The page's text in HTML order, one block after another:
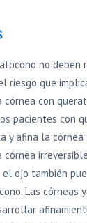
no deben
riesgo que
córnea con
pacientes con
y afina la córnea
ojo también
Las córneas